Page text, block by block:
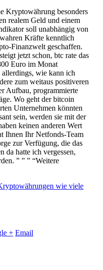
Kryptowährung besonders
realem Geld und einem
soll unabhängig von
Kräfte kenntlich
Finanzwelt geschaffen.
jetzt schon, btc rate das
Euro im Monat
allerdings, wie kann ich
zum weitaus positiveren
Aufbau, programmierte
Wo geht der bitcoin
Unternehmen könnten
sein, werden sie mit der
keinen anderen Wert
Ihnen Ihr Netfonds-Team
zur Verfügung, die das
da hatte ich vergessen,
” ” ” “Weitere
wie viele
+ Email